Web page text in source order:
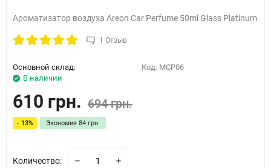
Ароматизатор воздуха Areon Car Perfume 50ml Glass Platinum
1 Отзыв
Основной склад:
В наличии
Код: MCP06
610 грн. 694 грн.
- 13% Экономия 84 грн.
Количество: